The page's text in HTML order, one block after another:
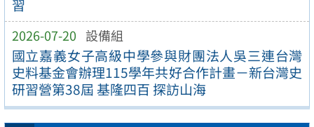
習
2026-07-20 設備組
國立嘉義女子高級中學參與財團法人吳三連台灣
史料基金會辦理115學年共好合作計畫－新台灣史
研習營第38屆 基隆四百 探訪山海